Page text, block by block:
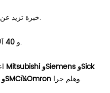
خبرة تزيد عنعامًا في التركيز على آلات النظافة.
آلة معالجة CNC و 40 آلات معالجة أخرى.
Mitsubishi وSiemens وSick
وSchneider وNSK/SKF وBST وFIFE وSMCï¼Omron
وهلم جرا.